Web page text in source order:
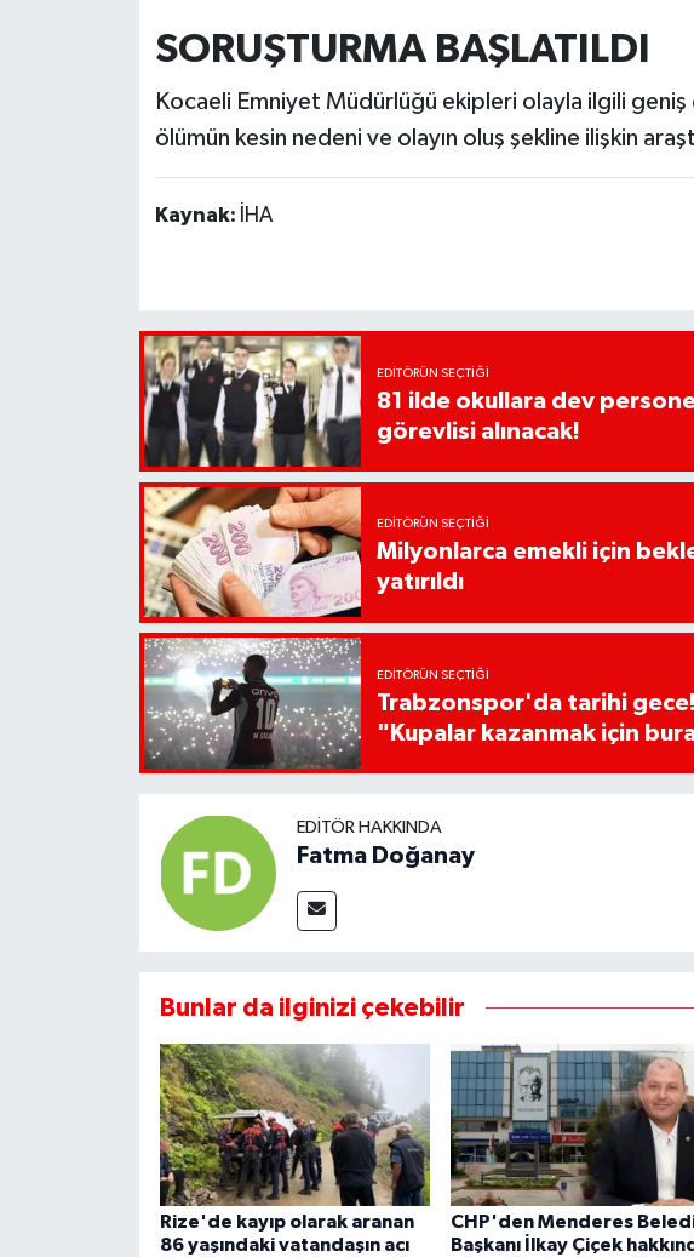
SORUŞTURMA BAŞLATILDI
Kocaeli Emniyet Müdürlüğü ekipleri olayla ilgili geniş
ölümün kesin nedeni ve olayın oluş şekline ilişkin
Kaynak: İHA
EDITÖRÜN SEÇTIĞI
81 ilde okullara dev
görevlisi alınacak!
EDITÖRÜN SEÇTIĞI
Milyonlarca emekli için
yatırıldı
EDITÖRÜN SEÇTIĞI
Trabzonspor'da tarihi
"Kupalar kazanmak için
EDITÖR HAKKINDA
Fatma Doğanay
Bunlar da ilginizi çekebilir
Rize'de kayıp olarak aranan
86 yaşındaki vatandaşın acı
CHP'den Menderes
Başkanı İlkay Çiçek